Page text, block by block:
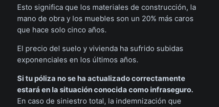
Esto significa que los materiales de construcción, la
mano de obra y los muebles son un 20% más caros
que hace solo cinco años.
El precio del suelo y vivienda ha sufrido subidas
exponenciales en los últimos años.
Si tu póliza no se ha actualizado correctamente
estará en la situación conocida como infraseguro.
En caso de siniestro total, la indemnización que